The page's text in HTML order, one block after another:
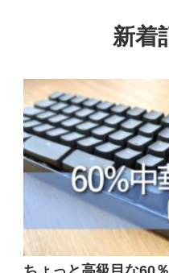
新着